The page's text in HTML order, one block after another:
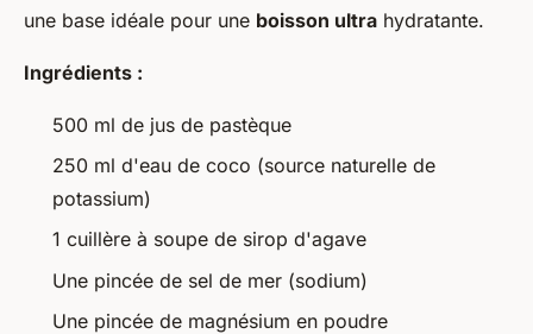
une base idéale pour une boisson ultra hydratante.
Ingrédients :
500 ml de jus de pastèque
250 ml d'eau de coco (source naturelle de
potassium)
1 cuillère à soupe de sirop d'agave
Une pincée de sel de mer (sodium)
Une pincée de magnésium en poudre